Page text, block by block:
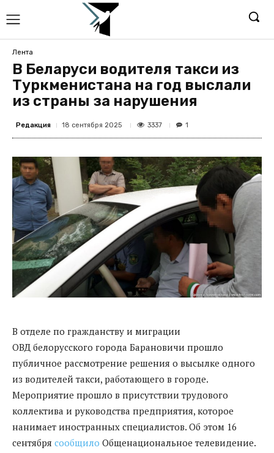
Лента
В Беларуси водителя такси из
Туркменистана на год выслали
из страны за нарушения
Редакция 18 сентября 2025 3337 1
В отделе по гражданству и миграции
ОВД белорусского города Барановичи прошло
публичное рассмотрение решения о высылке одного
из водителей такси, работающего в городе.
Мероприятие прошло в присутствии трудового
коллектива и руководства предприятия, которое
нанимает иностранных специалистов. Об этом 16
сентября сообщило Общенациональное телевидение.